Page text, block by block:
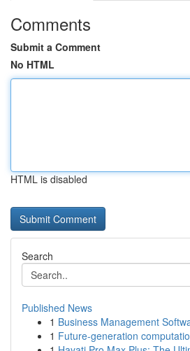
Comments
Submit a Comment
No HTML
HTML is disabled
Search
Published News
1 Business Management
1 Future-generation